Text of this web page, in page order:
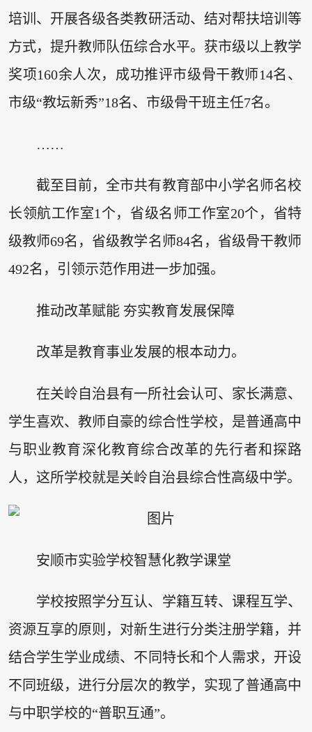
培训、开展各级各类教研活动、结对帮扶培训等
方式，提升教师队伍综合水平。获市级以上教学
奖项160余人次，成功推评市级骨干教师14名、
市级“教坛新秀”18名、市级骨干班主任7名。
……
截至目前，全市共有教育部中小学名师名校
长领航工作室1个，省级名师工作室20个，省特
级教师69名，省级教学名师84名，省级骨干教师
492名，引领示范作用进一步加强。
推动改革赋能 夯实教育发展保障
改革是教育事业发展的根本动力。
在关岭自治县有一所社会认可、家长满意、
学生喜欢、教师自豪的综合性学校，是普通高中
与职业教育深化教育综合改革的先行者和探路
人，这所学校就是关岭自治县综合性高级中学。
安顺市实验学校智慧化教学课堂
学校按照学分互认、学籍互转、课程互学、
资源互享的原则，对新生进行分类注册学籍，并
结合学生学业成绩、不同特长和个人需求，开设
不同班级，进行分层次的教学，实现了普通高中
与中职学校的“普职互通”。